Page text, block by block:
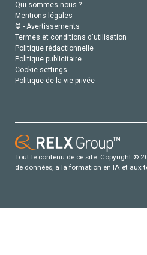
Qui sommes-nous ?
Mentions légales
© - Avertissements
Termes et conditions d'utilisation
Politique rédactionnelle
Politique publicitaire
Cookie settings
Politique de la vie privée
Tout le contenu de ce site: Copyright ©
de données, a la formation en IA et aux